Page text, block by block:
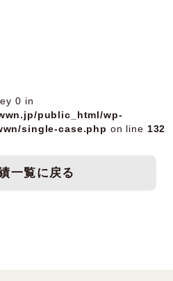
0 in
public_html/wp-
single-case.php on line 132
一覧に戻る